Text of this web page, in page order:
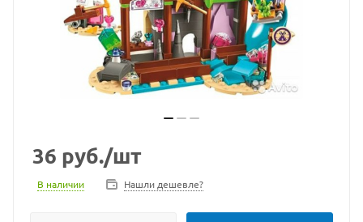
36 руб./шт
В наличии Нашли дешевле?